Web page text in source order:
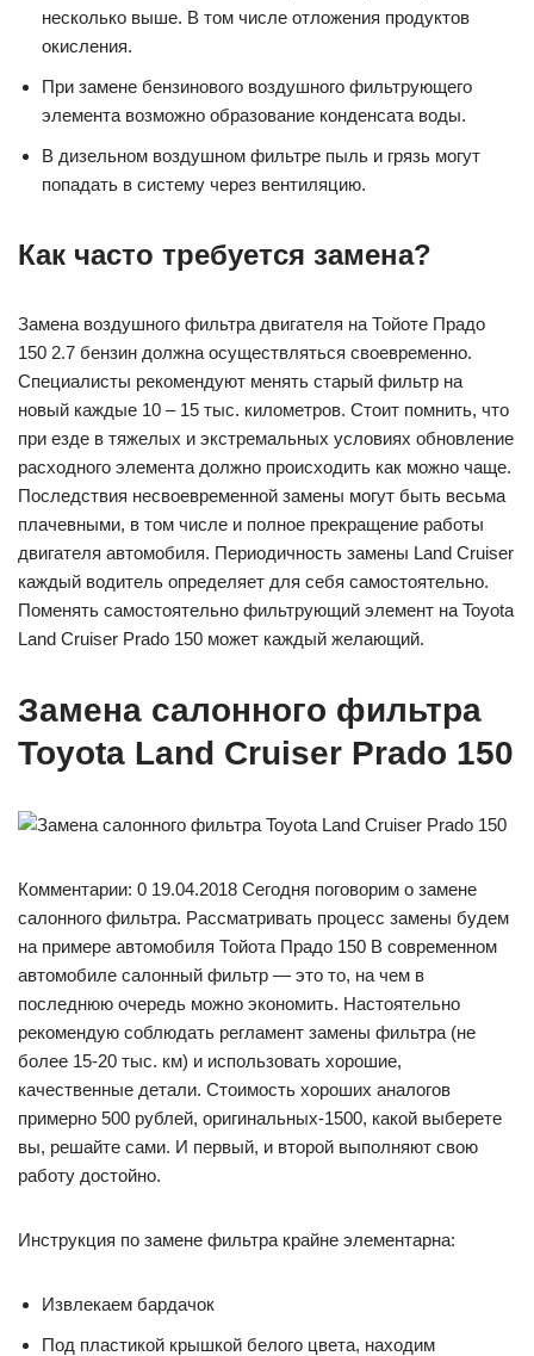
несколько выше. В том числе отложения продуктов
окисления.
При замене бензинового воздушного фильтрующего
элемента возможно образование конденсата воды.
В дизельном воздушном фильтре пыль и грязь могут
попадать в систему через вентиляцию.
Как часто требуется замена?
Замена воздушного фильтра двигателя на Тойоте Прадо
150 2.7 бензин должна осуществляться своевременно.
Специалисты рекомендуют менять старый фильтр на
новый каждые 10 – 15 тыс. километров. Стоит помнить, что
при езде в тяжелых и экстремальных условиях обновление
расходного элемента должно происходить как можно чаще.
Последствия несвоевременной замены могут быть весьма
плачевными, в том числе и полное прекращение работы
двигателя автомобиля. Периодичность замены Land Cruiser
каждый водитель определяет для себя самостоятельно.
Поменять самостоятельно фильтрующий элемент на Toyota
Land Cruiser Prado 150 может каждый желающий.
Замена салонного фильтра
Toyota Land Cruiser Prado 150
Комментарии: 0 19.04.2018 Сегодня поговорим о замене
салонного фильтра. Рассматривать процесс замены будем
на примере автомобиля Тойота Прадо 150 В современном
автомобиле салонный фильтр — это то, на чем в
последнюю очередь можно экономить. Настоятельно
рекомендую соблюдать регламент замены фильтра (не
более 15-20 тыс. км) и использовать хорошие,
качественные детали. Стоимость хороших аналогов
примерно 500 рублей, оригинальных-1500, какой выберете
вы, решайте сами. И первый, и второй выполняют свою
работу достойно.
Инструкция по замене фильтра крайне элементарна:
Извлекаем бардачок
Под пластикой крышкой белого цвета, находим